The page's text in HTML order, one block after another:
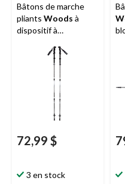
Bâtons de marche
pliants Woods à
dispositif à
la marche et la
randonnée
72,99 $
3 en stock